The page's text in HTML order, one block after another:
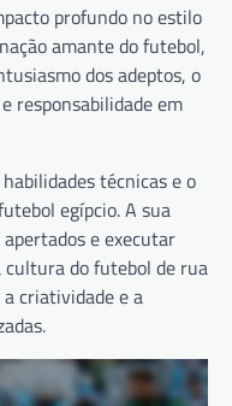
profundo no estilo
amante do futebol,
dos adeptos, o
responsabilidade em
técnicas e o
egípcio. A sua
e executar
cultura do futebol de rua
criatividade e a